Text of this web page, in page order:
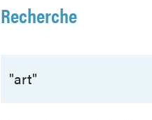
Recherche